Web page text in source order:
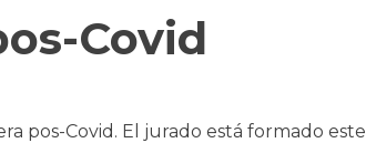
Covid
pos-Covid. El jurado está formado este